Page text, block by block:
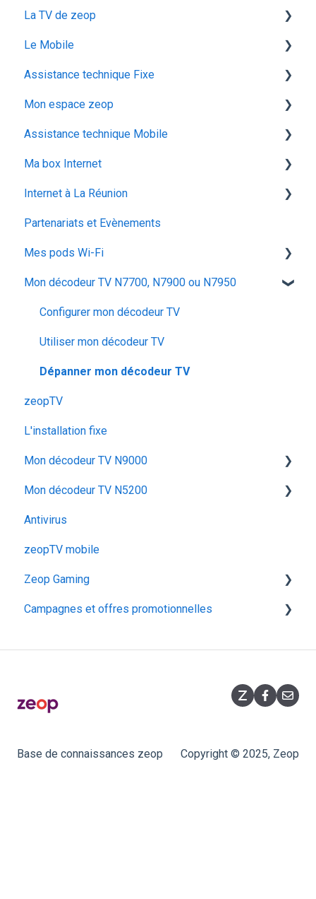
Facturation
Les services
Gestion email
Offres et Options
La TV de zeop
Les bouquets chaines en option
Plateforme streaming - SVOD
Programmes et chaines
Le Mobile
configuration ios
Mon abonnement
configuration android
utiliser la messagerie vocale
configuration activation sim
voyager
Assistance technique Fixe
recuperation achat vod est
audiodescription aveugle malvoyant
ocs go
Mon espace zeop
Carte SIM
Déménagement
Mes Cadeaux
Assistance technique Mobile
Les appels
Réseau & internet
SMS / MMS
Ma box Internet
ZTE F670
Iskratel Innbox G68
Iskratel Innbox G92
Application Ma zeopbox
Arris TG862
Iskratel Innbox G78
Arris TG2482B
Iskratel G84
ZTE F680
Arris TG6441
Super Box Huawei OptiXstar V163
MyInnBox
Arris TG2492S
Iskratel Innbox G94
Huawei F50
Internet à La Réunion
La fibre optique
Partenariats et Evènements
Mes pods Wi-Fi
Huawei OptiXstar K153
Iskratel Innbox M92
Configurer & Utiliser : Mes Pods
Mon décodeur TV N7700, N7900 ou N7950
Configurer mon décodeur TV
Utiliser mon décodeur TV
Dépanner mon décodeur TV
zeopTV
L'installation fixe
Mon décodeur TV N9000
Utiliser mon décodeur TV N9000
Dépanner mon décodeur TV N9000
Configurer mon décodeur TV N9000
Mon décodeur TV N5200
Configurer mon décodeur TV N5200
Antivirus
zeopTV mobile
Zeop Gaming
Présentation
Équipement
Campagnes et offres promotionnelles
Base de connaissances zeop Copyright © 2025, Zeop